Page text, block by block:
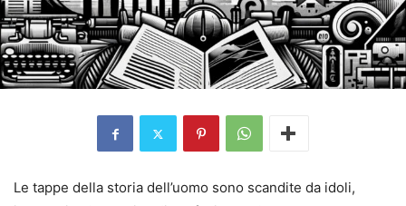
Le tappe della storia dell’uomo sono scandite da idoli,